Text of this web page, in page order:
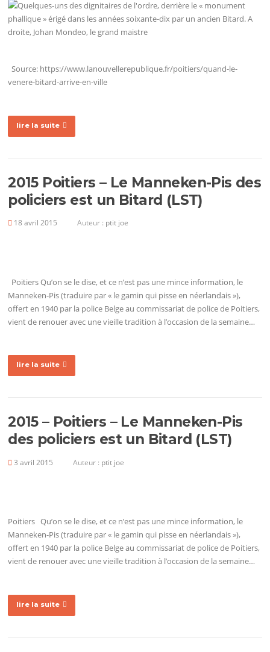
Source: https://www.lanouvellerepublique.fr/poitiers/quand-le-
venere-bitard-arrive-en-ville
lire la suite
2015 Poitiers – Le Manneken-Pis des
policiers est un Bitard (LST)
18 avril 2015 Auteur : ptit joe
Poitiers Qu’on se le dise, et ce n’est pas une mince information, le
Manneken-Pis (traduire par « le gamin qui pisse en néerlandais »),
offert en 1940 par la police Belge au commissariat de police de Poitiers,
vient de renouer avec une vieille tradition à l’occasion de la semaine…
lire la suite
2015 – Poitiers – Le Manneken-Pis
des policiers est un Bitard (LST)
3 avril 2015 Auteur : ptit joe
Poitiers Qu’on se le dise, et ce n’est pas une mince information, le
Manneken-Pis (traduire par « le gamin qui pisse en néerlandais »),
offert en 1940 par la police Belge au commissariat de police de Poitiers,
vient de renouer avec une vieille tradition à l’occasion de la semaine…
lire la suite